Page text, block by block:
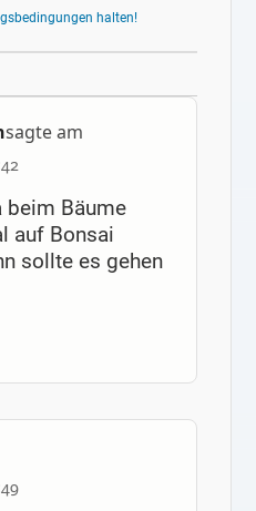
halten!
sagte am
beim Bäume
auf Bonsai
sollte es gehen